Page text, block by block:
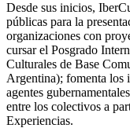
Desde sus inicios,
públicas para la
organizaciones con
cursar el Posgrado
Culturales de Base
Argentina); fomenta los
agentes
entre los colectivos a
Experiencias.